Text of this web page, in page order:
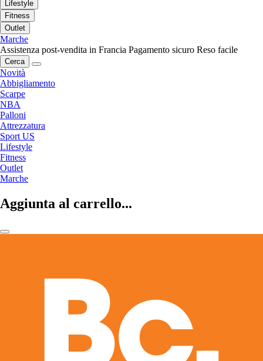
Lifestyle
Fitness
Outlet
Marche
Assistenza post-vendita in Francia Pagamento sicuro Reso facile
Cerca
Novità
Abbigliamento
Scarpe
NBA
Palloni
Attrezzatura
Sport US
Lifestyle
Fitness
Outlet
Marche
Aggiunta al carrello...